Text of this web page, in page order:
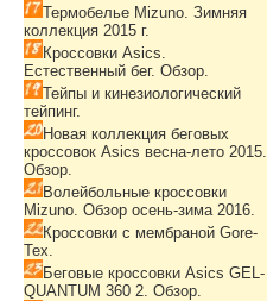
Термобелье Mizuno. Зимняя
коллекция 2015 г.
Кроссовки Asics.
Естественный бег. Обзор.
Тейпы и кинезиологический
тейпинг.
Новая коллекция беговых
кроссовок Asics весна-лето 2015.
Обзор.
Волейбольные кроссовки
Mizuno. Обзор осень-зима 2016.
Кроссовки с мембраной Gore-
Tex.
Беговые кроссовки Asics GEL-
QUANTUM 360 2. Обзор.